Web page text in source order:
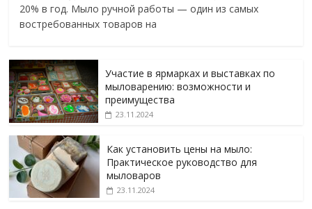
20% в год. Мыло ручной работы — один из самых
востребованных товаров на
Участие в ярмарках и выставках по
мыловарению: возможности и
преимущества
23.11.2024
Как установить цены на мыло:
Практическое руководство для
мыловаров
23.11.2024